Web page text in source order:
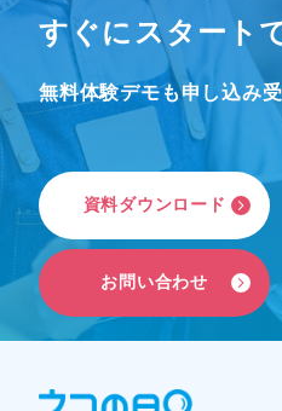
すぐにスタート
無料体験デモも申し込み受
資料ダウ ンロ ー ド
お 問 い合わせ